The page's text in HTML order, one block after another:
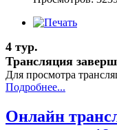
4 тур.
Трансляция
Для просмотра
Подробнее...
Онлайн